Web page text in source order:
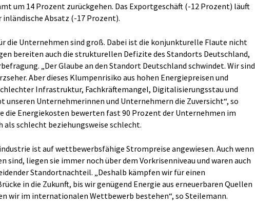
um 14 Prozent zurückgehen. Das Exportgeschäft (-12 Prozent) läuft
inländische Absatz (-17 Prozent).
die Unternehmen sind groß. Dabei ist die konjunkturelle Flaute nicht
bereiten auch die strukturellen Defizite des Standorts Deutschland,
„Der Glaube an den Standort Deutschland schwindet. Wir sind
Aber dieses Klumpenrisiko aus hohen Energiepreisen und
Infrastruktur, Fachkräftemangel, Digitalisierungsstau und
unseren Unternehmerinnen und Unternehmern die Zuversicht“, so
die Energiekosten bewerten fast 90 Prozent der Unternehmen im
schlecht beziehungsweise schlecht.
ist auf wettbewerbsfähige Strompreise angewiesen. Auch wenn
sind, liegen sie immer noch über dem Vorkrisenniveau und waren auch
Standortnachteil. „Deshalb kämpfen wir für einen
in die Zukunft, bis wir genügend Energie aus erneuerbaren Quellen
wir im internationalen Wettbewerb bestehen“, so Steilemann.